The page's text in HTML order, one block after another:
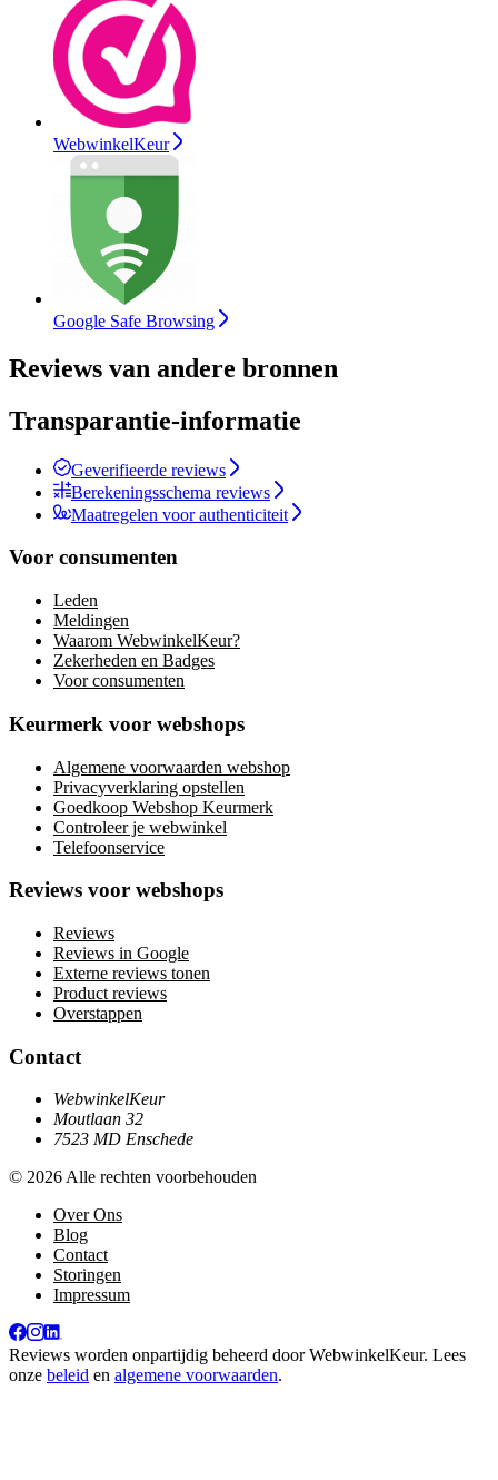
WebwinkelKeur
Google Safe Browsing
Reviews van andere bronnen
Transparantie-informatie
Geverifieerde reviews
Berekeningsschema reviews
Maatregelen voor authenticiteit
Voor consumenten
Leden
Meldingen
Waarom WebwinkelKeur?
Zekerheden en Badges
Voor consumenten
Keurmerk voor webshops
Algemene voorwaarden webshop
Privacyverklaring opstellen
Goedkoop Webshop Keurmerk
Controleer je webwinkel
Telefoonservice
Reviews voor webshops
Reviews
Reviews in Google
Externe reviews tonen
Product reviews
Overstappen
Contact
WebwinkelKeur
Moutlaan 32
7523 MD Enschede
© 2026 Alle rechten voorbehouden
Over Ons
Blog
Contact
Storingen
Impressum
Reviews worden onpartijdig beheerd doorWebwinkelKeur. Lees
onze beleid en algemene voorwaarden.